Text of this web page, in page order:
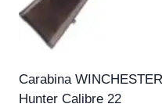
Carabina
Hunter Calibre 22